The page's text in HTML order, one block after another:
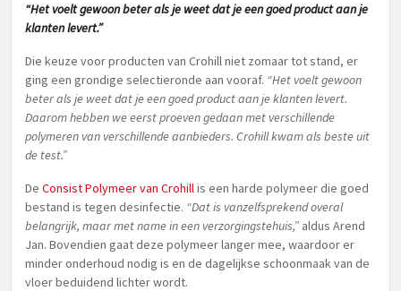
“Het voelt gewoon beter als je weet dat je een goed product aan je
klanten levert.”
Die keuze voor producten van Crohill niet zomaar tot stand, er
ging een grondige selectieronde aan vooraf. “Het voelt gewoon
beter als je weet dat je een goed product aan je klanten levert.
Daarom hebben we eerst proeven gedaan met verschillende
polymeren van verschillende aanbieders. Crohill kwam als beste uit
de test.”
De Consist Polymeer van Crohillis een harde polymeer die goed
bestand is tegen desinfectie. “Dat is vanzelfsprekend overal
belangrijk, maar met name in een verzorgingstehuis,” aldus Arend
Jan. Bovendien gaat deze polymeer langer mee, waardoor er
minder onderhoud nodig is en de dagelijkse schoonmaak van de
vloer beduidend lichter wordt.